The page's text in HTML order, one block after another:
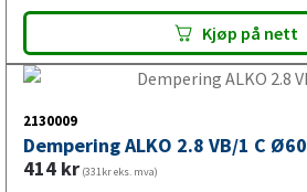
Kjøp på nett
2130009
Dempering ALKO 2.8 VB/1 C Ø60
414 kr (331kr eks. mva)